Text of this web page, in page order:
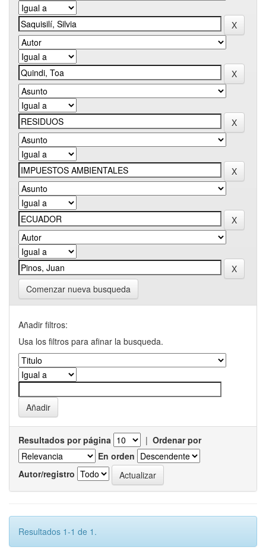
Comenzar nueva busqueda
Añadir filtros:
Usa los filtros para afinar la busqueda.
Resultados por página | Ordenar por
En orden
Autor/registro
Resultados 1-1 de 1.